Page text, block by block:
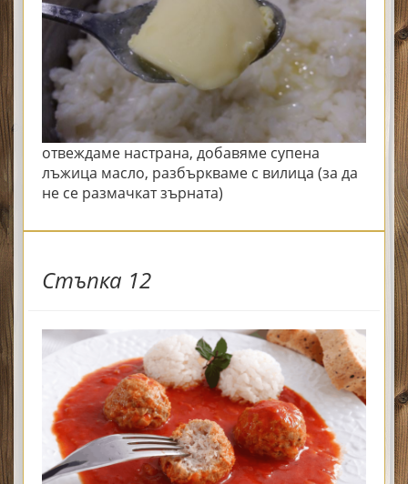
отвеждаме настрана, добавяме супена
лъжица масло, разбъркваме с вилица (за да
не се размачкат зърната)
Стъпка 12